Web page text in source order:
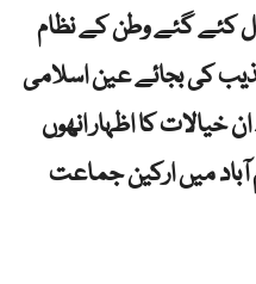
کئے گئے وطن کے نظام
کی بجائے عین اسلامی
خیالات کا اظہار انھوں
میں ارکین جماعت